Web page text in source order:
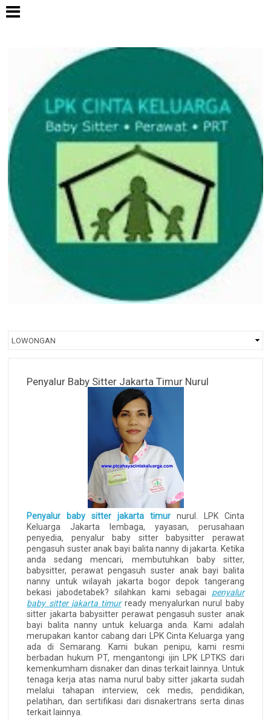
Penyalur Baby Sitter Jakarta Timur Nurul
Penyalur baby sitter jakarta timurnurul. LPK Cinta
Keluarga Jakarta lembaga, yayasan, perusahaan
penyedia, penyalur baby sitter babysitter perawat
pengasuh suster anak bayi balita nanny di jakarta. Ketika
anda sedang mencari, membutuhkan baby sitter,
babysitter, perawat pengasuh suster anak bayi balita
nanny untuk wilayah jakarta bogor depok tangerang
bekasi jabodetabek? silahkan kami sebagai penyalur
baby sitter jakarta timurready menyalurkan nurul baby
sitter jakarta babysitter perawat pengasuh suster anak
bayi balita nanny untuk keluarga anda. Kami adalah
merupakan kantor cabang dari LPK Cinta Keluarga yang
ada di Semarang. Kami bukan penipu, kami resmi
berbadan hukum PT, mengantongi ijin LPK LPTKS dari
kemenkumham disnaker dan dinas terkait lainnya. Untuk
tenaga kerja atas nama nurul baby sitter jakarta sudah
melalui tahapan interview, cek medis, pendidikan,
pelatihan, dan sertifikasi dari disnakertrans serta dinas
terkait lainnya.